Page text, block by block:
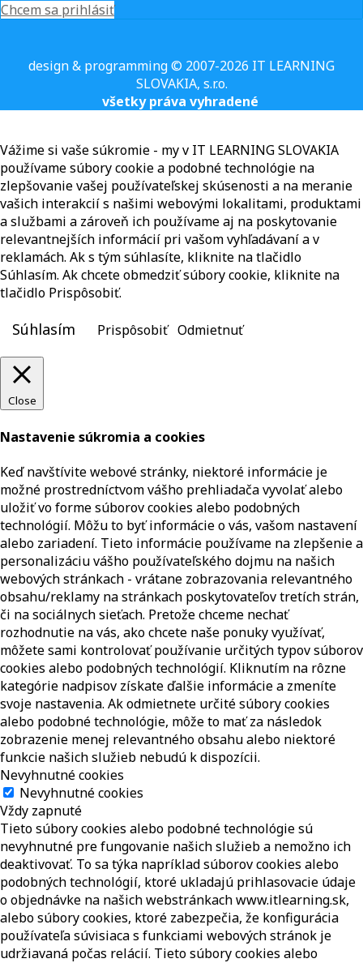
Chcem sa prihlásiť
design & programming © 2007-2026 IT LEARNING
SLOVAKIA, s.r.o.
všetky práva vyhradené
Vážime si vaše súkromie - my v IT LEARNING SLOVAKIA
používame súbory cookie a podobné technológie na
zlepšovanie vašej používateľskej skúsenosti a na meranie
vašich interakcií s našimi webovými lokalitami, produktami
a službami a zároveň ich používame aj na poskytovanie
relevantnejších informácií pri vašom vyhľadávaní a v
reklamách. Ak s tým súhlasíte, kliknite na tlačidlo
Súhlasím. Ak chcete obmedziť súbory cookie, kliknite na
tlačidlo Prispôsobiť.
Súhlasím Prispôsobiť Odmietnuť
Close
Nastavenie súkromia a cookies
Keď navštívite webové stránky, niektoré informácie je
možné prostredníctvom vášho prehliadača vyvolať alebo
uložiť vo forme súborov cookies alebo podobných
technológií. Môžu to byť informácie o vás, vašom nastavení
alebo zariadení. Tieto informácie používame na zlepšenie a
personalizáciu vášho používateľského dojmu na našich
webových stránkach - vrátane zobrazovania relevantného
obsahu/reklamy na stránkach poskytovateľov tretích strán,
či na sociálnych sieťach. Pretože chceme nechať
rozhodnutie na vás, ako chcete naše ponuky využívať,
môžete sami kontrolovať používanie určitých typov súborov
cookies alebo podobných technológií. Kliknutím na rôzne
kategórie nadpisov získate ďalšie informácie a zmeníte
svoje nastavenia. Ak odmietnete určité súbory cookies
alebo podobné technológie, môže to mať za následok
zobrazenie menej relevantného obsahu alebo niektoré
funkcie našich služieb nebudú k dispozícii.
Nevyhnutné cookies
Nevyhnutné cookies
Vždy zapnuté
Tieto súbory cookies alebo podobné technológie sú
nevyhnutné pre fungovanie našich služieb a nemožno ich
deaktivovať. To sa týka napríklad súborov cookies alebo
podobných technológií, ktoré ukladajú prihlasovacie údaje
o objednávke na našich webstránkach www.itlearning.sk,
alebo súbory cookies, ktoré zabezpečia, že konfigurácia
používateľa súvisiaca s funkciami webových stránok je
udržiavaná počas relácií. Tieto súbory cookies alebo